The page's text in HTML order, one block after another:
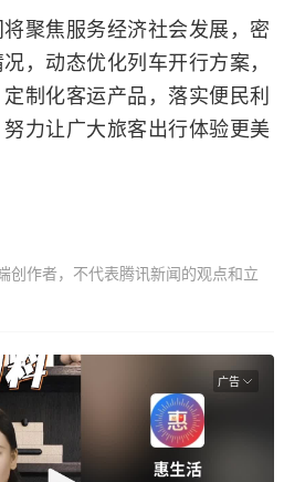
将聚焦服务经济社会发展，密
，动态优化列车开行方案，
制化客运产品，落实便民利
力让广大旅客出行体验更美
创作者，不代表腾讯新闻的观点和立
广告